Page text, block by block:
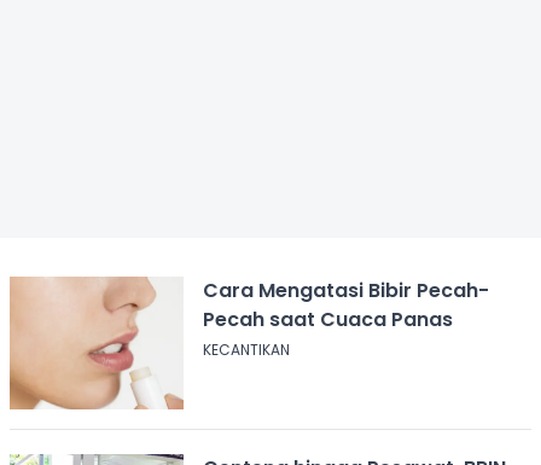
Cara Mengatasi Bibir Pecah-
Pecah saat Cuaca Panas
KECANTIKAN